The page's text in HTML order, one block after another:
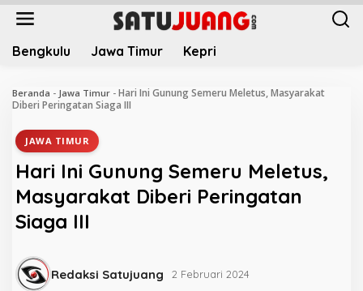
L
Bengkulu Jawa Timur Kepri
Beranda - Jawa Timur - Hari Ini Gunung Semeru Meletus, Masyarakat
Diberi Peringatan Siaga III
JAWA TIMUR
Hari Ini Gunung Semeru Meletus,
Masyarakat Diberi Peringatan
Siaga III
Redaksi Satujuang 2 Februari 2024